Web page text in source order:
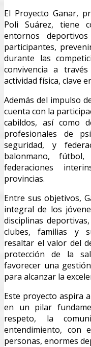
El Proyecto Ganar,
Poli Suárez, tiene
entornos
participantes,
durante las
convivencia a
actividad física, clave
Además del impulso
cuenta con la
cabildos, así como
profesionales de
seguridad, y
balonmano,
federaciones
provincias.
Entre sus objetivos,
integral de los
disciplinas
clubes, familias y
resaltar el valor del
protección de la
favorecer una
para alcanzar la
Este proyecto aspira
en un pilar
respeto, la
entendimiento, con
personas, enormes